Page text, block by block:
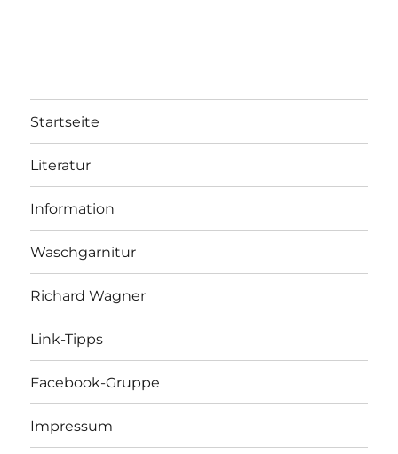
Startseite
Literatur
Information
Waschgarnitur
Richard Wagner
Link-Tipps
Facebook-Gruppe
Impressum